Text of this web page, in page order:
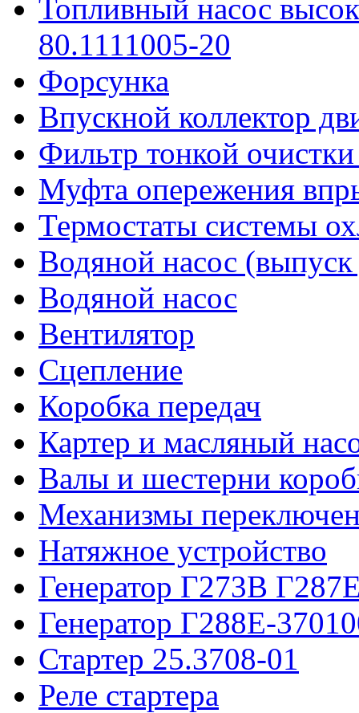
Топливный насос
80.1111005-20
Форсунка
Впускной коллектор
Фильтр тонкой
Муфта опережения
Термостаты системы
Водяной насос
Водяной насос
Вентилятор
Сцепление
Коробка передач
Картер и масляный
Валы и шестерни
Механизмы
Натяжное устройство
Генератор Г273В
Генератор Г288Е-
Стартер 25.3708-01
Реле стартера